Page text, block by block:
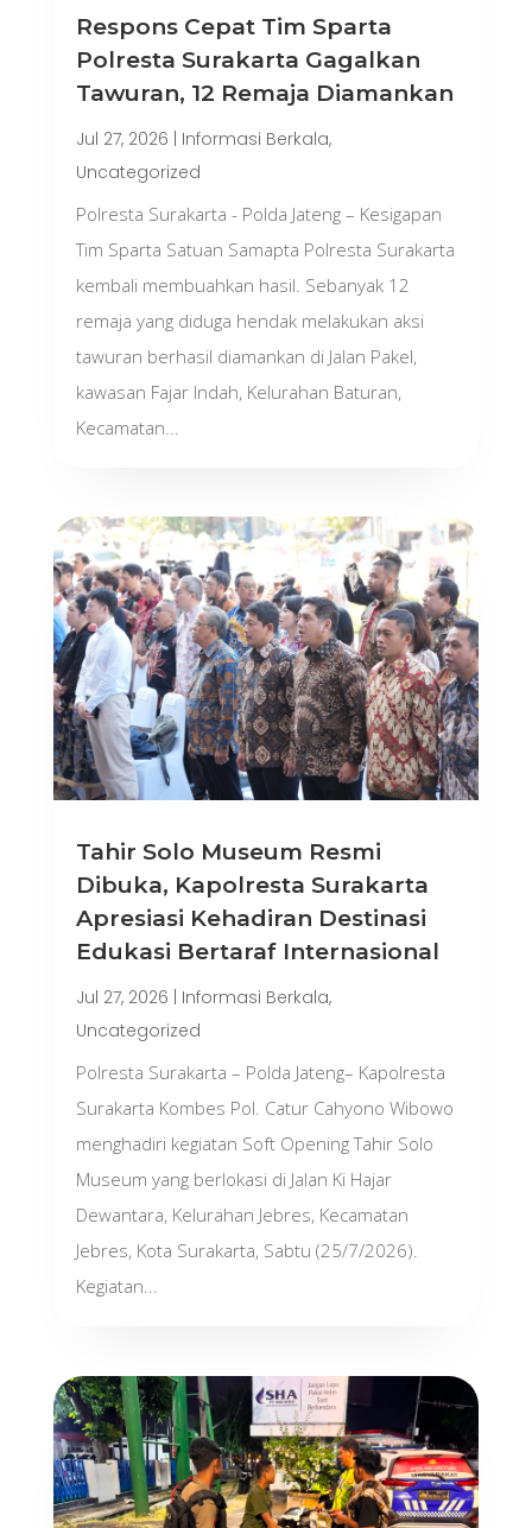
Respons Cepat Tim Sparta
Polresta Surakarta Gagalkan
Tawuran, 12 Remaja Diamankan
Jul 27, 2026 Informasi Berkala,
Uncategorized
Polresta Surakarta - Polda Jateng – Kesigapan
Tim Sparta Satuan Samapta Polresta Surakarta
kembali membuahkan hasil. Sebanyak 12
remaja yang diduga hendak melakukan aksi
tawuran berhasil diamankan di Jalan Pakel,
kawasan Fajar Indah, Kelurahan Baturan,
Kecamatan...
Tahir Solo Museum Resmi
Dibuka, Kapolresta Surakarta
Apresiasi Kehadiran Destinasi
Edukasi Bertaraf Internasional
Jul 27, 2026 Informasi Berkala,
Uncategorized
Polresta Surakarta – Polda Jateng– Kapolresta
Surakarta Kombes Pol. Catur Cahyono Wibowo
menghadiri kegiatan Soft Opening Tahir Solo
Museum yang berlokasi di Jalan Ki Hajar
Dewantara, Kelurahan Jebres, Kecamatan
Jebres, Kota Surakarta, Sabtu (25/7/2026).
Kegiatan...